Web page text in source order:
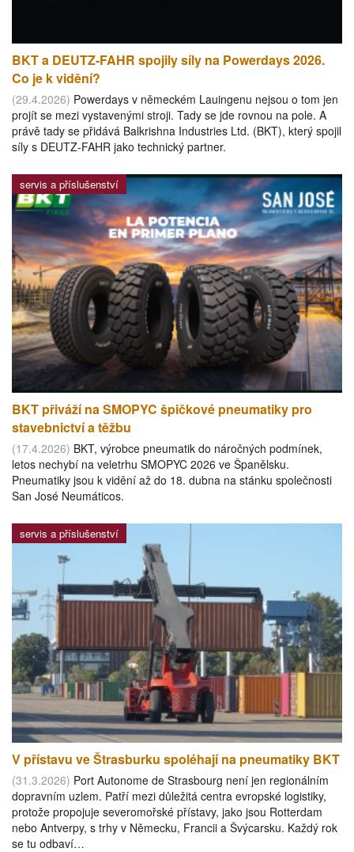
BKT a DEUTZ-FAHR spojily síly na Powerdays 2026.
Co je k vidění?
(29.4.2026) Powerdays v německém Lauingenu nejsou o tom jen
projít se mezi vystavenými stroji. Tady se jde rovnou na pole. A
právě tady se přidává Balkrishna Industries Ltd. (BKT), který spojil
síly s DEUTZ-FAHR jako technický partner.
servis a příslušenství
BKT přiváží na SMOPYC špičkové pneumatiky pro
stavebnictví a těžbu
(17.4.2026) BKT, výrobce pneumatik do náročných podmínek,
letos nechybí na veletrhu SMOPYC 2026 ve Španělsku.
Pneumatiky jsou k vidění až do 18. dubna na stánku společnosti
San José Neumáticos.
servis a příslušenství
V přístavu ve Štrasburku spoléhají na pneumatiky BKT
(31.3.2026) Port Autonome de Strasbourg není jen regionálním
dopravním uzlem. Patří mezi důležitá centra evropské logistiky,
protože propojuje severomořské přístavy, jako jsou Rotterdam
nebo Antverpy, s trhy v Německu, Francii a Švýcarsku. Každý rok
se tu odbaví…